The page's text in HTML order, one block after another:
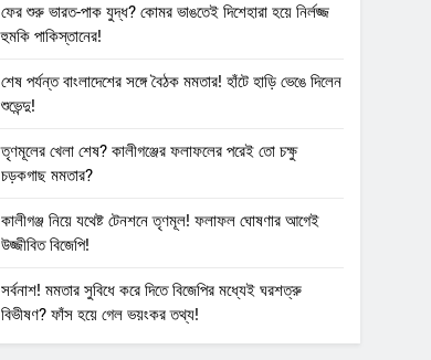
ফের শুরু ভারত-পাক যুদ্ধ? কোমর ভাঙতেই দিশেহারা হয়ে নির্লজ্জ
হুমকি পাকিস্তানের!
শেষ পর্যন্ত বাংলাদেশের সঙ্গে বৈঠক মমতার! হাঁটে হাড়ি ভেঙে দিলেন
শুভেন্দু!
তৃণমূলের খেলা শেষ? কালীগঞ্জের ফলাফলের পরেই তো চক্ষু
চড়কগাছ মমতার?
কালীগঞ্জ নিয়ে যথেষ্ট টেনশনে তৃণমূল! ফলাফল ঘোষণার আগেই
উজ্জীবিত বিজেপি!
সর্বনাশ! মমতার সুবিধে করে দিতে বিজেপির মধ্যেই ঘরশত্রু
বিভীষণ? ফাঁস হয়ে গেল ভয়ংকর তথ্য!